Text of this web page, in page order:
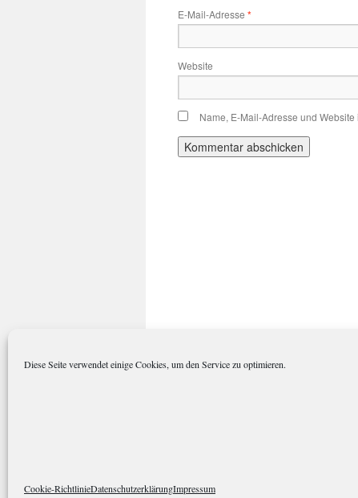
Diese Seite verwendet einige Cookies, um den Service zu optimieren.
Cookie-RichtlinieDatenschutzerklärungImpressum
E-Mail-Adresse *
Website
Name, E-Mail-Adresse und